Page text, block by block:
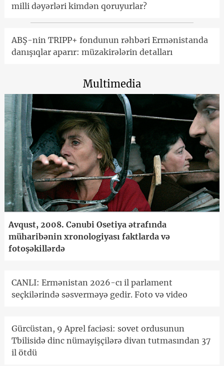
milli dəyərləri kimdən qoruyurlar?
ABŞ-nin TRIPP+ fondunun rəhbəri Ermənistanda
danışıqlar aparır: müzakirələrin detalları
Multimedia
Avqust, 2008. Cənubi Osetiya ətrafında
müharibənin xronologiyası faktlarda və
fotoşəkillərdə
CANLI: Ermənistan 2026-cı il parlament
seçkilərində səsverməyə gedir. Foto və video
Gürcüstan, 9 Aprel faciəsi: sovet ordusunun
Tbilisidə dinc nümayişçilərə divan tutmasından 37
il ötdü